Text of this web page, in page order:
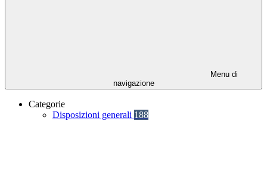
Menu di
navigazione
Categorie
Disposizioni generali 188